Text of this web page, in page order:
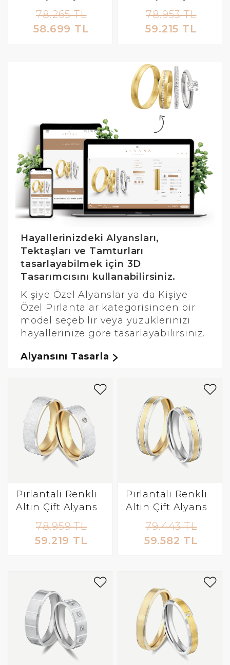
78.265 TL
58.699 TL
78.953 TL
59.215 TL
Hayallerinizdeki Alyansları,
Tektaşları ve Tamturları
tasarlayabilmek için 3D
Tasarımcısını kullanabilirsiniz.
Kişiye Özel Alyanslar ya da Kişiye
Özel Pırlantalar kategorisinden bir
model seçebilir veya yüzüklerinizi
hayallerinize göre tasarlayabilirsiniz.
Alyansını Tasarla
Pırlantalı Renkli
Altın Çift Alyans
78.959 TL
59.219 TL
Pırlantalı Renkli
Altın Çift Alyans
79.443 TL
59.582 TL